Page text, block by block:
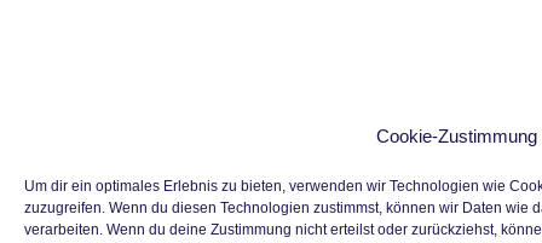
Cookie-Zustimmung
Um dir ein optimales Erlebnis zu bieten, verwenden wir Technologien wie
zuzugreifen. Wenn du diesen Technologien zustimmst, können wir Daten wie
verarbeiten. Wenn du deine Zustimmung nicht erteilst oder zurückziehst,